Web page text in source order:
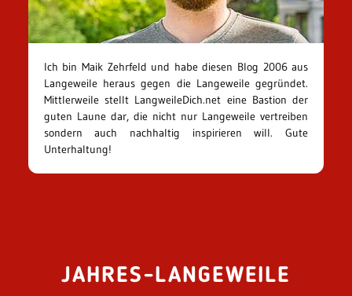
Ich bin Maik Zehrfeld und habe diesen Blog 2006 aus
Langeweile heraus gegen die Langeweile gegründet.
Mittlerweile stellt LangweileDich.net eine Bastion der
guten Laune dar, die nicht nur Langeweile vertreiben
sondern auch nachhaltig inspirieren will. Gute
Unterhaltung!
JAHRES-LANGEWEILE